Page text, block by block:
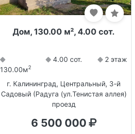
Дом, 130.00 м², 4.00 сот.
130.00м2
4.00 сот. 2 этаж
г. Калининград, Центральный, 3-й
Садовый (Радуга (ул.Тенистая аллея)
проезд
6 500 000